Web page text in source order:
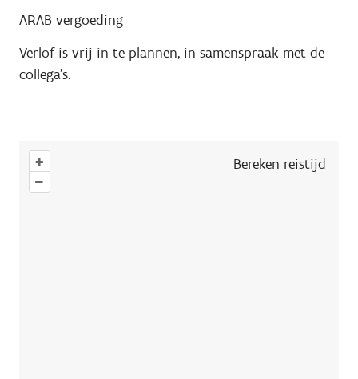
ARAB vergoeding
Verlof is vrij in te plannen, in samenspraak met de
collega’s.
+
–
Bereken reistijd